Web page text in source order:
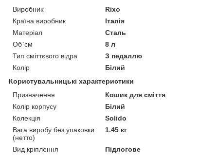
Виробник
Rixo
Країна виробник
Італія
Матеріал
Сталь
Об`єм
8 л
Тип сміттєвого відра
З педаллю
Колір
Білий
Користувальницькі характеристики
Призначення
Кошик для сміття
Колір корпусу
Білий
Колекція
Solido
Вага виробу без упаковки
(нетто)
1.45 кг
Вид кріплення
Підлогове